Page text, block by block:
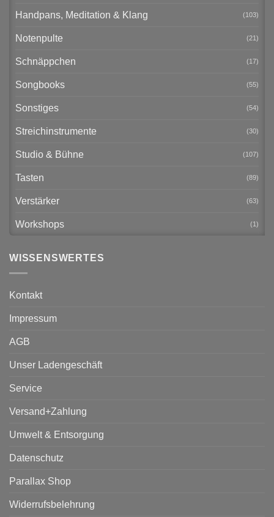
Handpans, Meditation & Klang (103)
Notenpulte (21)
Schnäppchen (17)
Songbooks (55)
Sonstiges (54)
Streichinstrumente (30)
Studio & Bühne (107)
Tasten (89)
Verstärker (63)
Workshops (1)
WISSENSWERTES
Kontakt
Impressum
AGB
Unser Ladengeschäft
Service
Versand+Zahlung
Umwelt & Entsorgung
Datenschutz
Parallax Shop
Widerrufsbelehrung